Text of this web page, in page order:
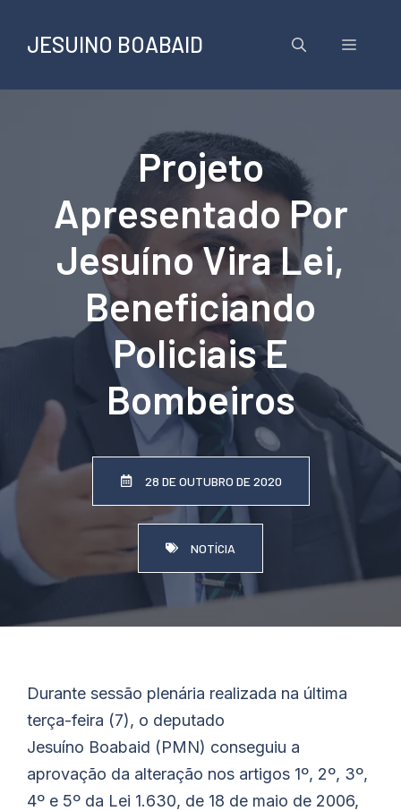
conteúdo
JESUINO BOABAID Menu
Projeto
Apresentado Por
Jesuíno Vira Lei,
Beneficiando
Policiais E
Bombeiros
28 DE OUTUBRO DE 2020
NOTÍCIA
Durante sessão plenária realizada na última
terça-feira (7), o deputado
Jesuíno Boabaid (PMN) conseguiu a
aprovação da alteração nos artigos 1º, 2º, 3º,
4º e 5º da Lei 1.630, de 18 de maio de 2006,